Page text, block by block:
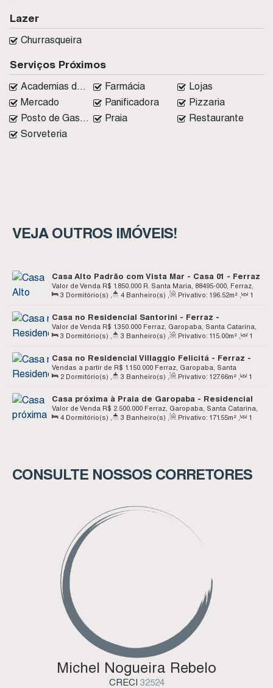
Serviços Próximos
Academias de ginástica Farmácia
Lojas
Mercado
Panificadora
Pizzaria
Posto de Gasolina
Praia
Restaurante
Sorveteria
Lazer
Churrasqueira
VEJA OUTROS IMÓVEIS!
Casa Alto Padrão com Vista Mar - Casa 01 - Ferraz
- Garopaba SC
R$ 1.850.000
Valor de Venda
R. Santa Maria, 88495-000, Ferraz,
Garopaba, Santa Catarina, Brasil
3 Dormitório(s) 4 Banheiro(s) Privativo: 196 .52m²
1
Casa no Residencial Santorini - Ferraz -
Garopaba SCR$ 1.350.000
Valor de Venda
Ferraz, Garopaba, Santa Catarina,
Brasil
3 Dormitório(s) 3 Banheiro(s) Privativo: 115 .00m²
1
Casa no Residencial Villaggio Felicitá - Ferraz -
Garopaba SC
R$ 1.150.000
Vendas a partir de
Ferraz, Garopaba, Santa
Catarina, Brasil
2 Dormitório(s) 3 Banheiro(s) Privativo: 127.66m²
1
Casa próxima à Praia de Garopaba - Residencial
Áurea - Ferraz - Garopaba SC
R$ 2.500.000
Valor de Venda
Ferraz, Garopaba, Santa Catarina,
Brasil
4 Dormitório(s) 3 Banheiro(s) Privativo: 171 .55m²
1
CONSULTE NOSSOS CORRETORES
Michel Nogueira Rebelo
CRECI 32524